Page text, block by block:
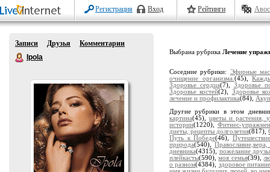
Регистрация Вход Рейтинги
Записи Друзья
Комментарии
Ipola
Выбрана рубрика Лечение
Соседние рубрики: Эфирные
очищение организма. (45),
Здоровье сердца(7), Здоровье
Здоровье костей(2), Здоровье
лечение и профилактика(84),
Другие рубрики в этом
картина(45),цветы и растения,
истории(1220), Фитнес-
диеты, рецепты долголетия(817),
Путь к Победе(46),
природа(540),
дневника(4315), пожелание
плейкасты(590),моя семья(39),
о разном(4384), здоровое